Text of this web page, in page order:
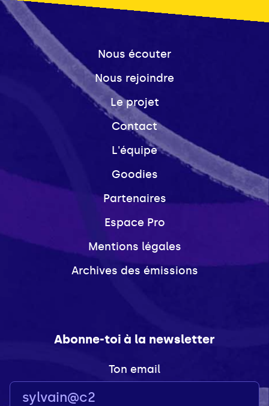
Nous écouter
Nous rejoindre
Le projet
Contact
L'équipe
Goodies
Partenaires
Espace Pro
Mentions légales
Archives des émissions
Abonne-toi à la newsletter
Ton email